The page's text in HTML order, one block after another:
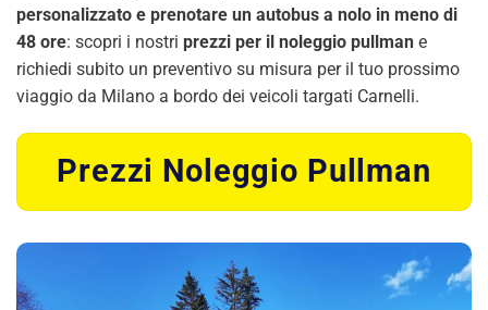
personalizzato e prenotare un autobus a nolo in meno di
48 ore: scopri i nostri prezzi per il noleggio pullman e
richiedi subito un preventivo su misura per il tuo prossimo
viaggio da Milano a bordo dei veicoli targati Carnelli.
Prezzi Noleggio Pullman